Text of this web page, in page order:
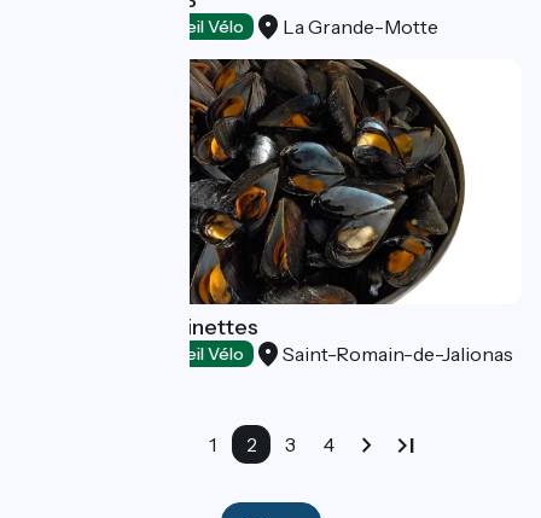
Accueil Vélo La Grande-Motte
La tablée des Épinettes
Accueil Vélo Saint-Romain-de-Jalionas
1 2 3 4